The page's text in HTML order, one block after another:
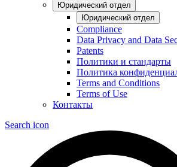
Юридический отдел
Юридический отдел
Compliance
Data Privacy and Data
Patents
Политики и стандарты
Политика
Terms and Conditions
Terms of Use
Контакты
Search icon